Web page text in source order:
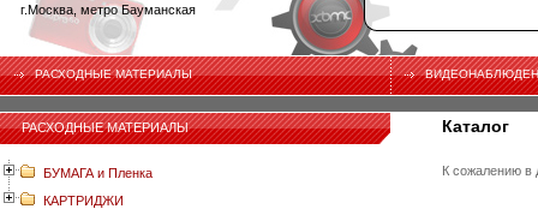
г.Москва, метро Бауманская
РАСХОДНЫЕ МАТЕРИАЛЫ
РАСХОДНЫЕ МАТЕРИАЛЫ
БУМАГА и Пленка
КАРТРИДЖИ
Каталог
К сожалению в